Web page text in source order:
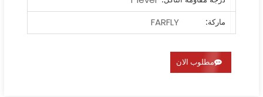
ماركة:
FARFLY
مطلوب الان